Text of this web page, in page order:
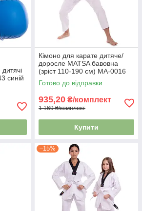
синій
Кімоно для карате дитяче/
доросле MATSA бавовна
(зріст 110-190 см) MA-0016
біле
Готово до відправки
935,20 ₴/комплект
1 169 ₴/комплект
Купити
–15%